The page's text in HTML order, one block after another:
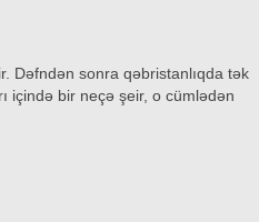
Dəfndən sonra qəbristanlıqda tək
içində bir neçə şeir, o cümlədən